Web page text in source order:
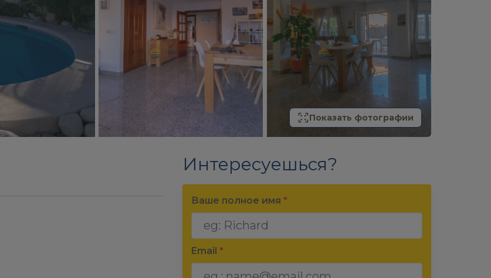
Показать фотографии
Интересуешься?
Ваше полное имя *
Email *